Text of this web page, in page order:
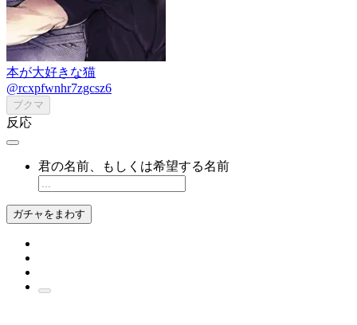
本が大好きな猫
@rcxpfwnhr7zgcsz6
ブクマ
反応
君の名前、もしくは希望する名前
ガチャをまわす